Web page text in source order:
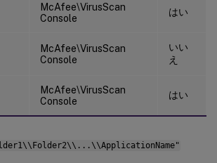
McAfee\VirusScan
Console
はい
McAfee\VirusScan
Console
いい
え
McAfee\VirusScan
Console
はい